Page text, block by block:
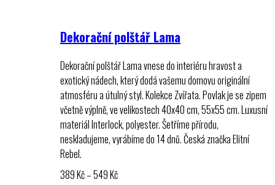
Dekorační polštář Lama
Dekorační polštář Lama vnese do interiéru hravost a
exotický nádech, který dodá vašemu domovu originální
atmosféru a útulný styl. Kolekce Zvířata. Povlak je se zipem
včetně výplně, ve velikostech 40x40 cm, 55x55 cm. Luxusní
materiál Interlock, polyester. Šetříme přírodu,
neskladujeme, vyrábíme do 14 dnů. Česká značka Elitní
Rebel.
389Kč–549KčRozpětí